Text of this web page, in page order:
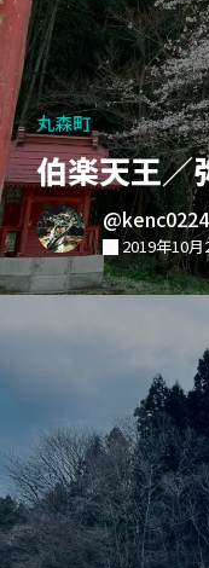
丸森町
伯楽天王／
@kenc0224
2019年10月